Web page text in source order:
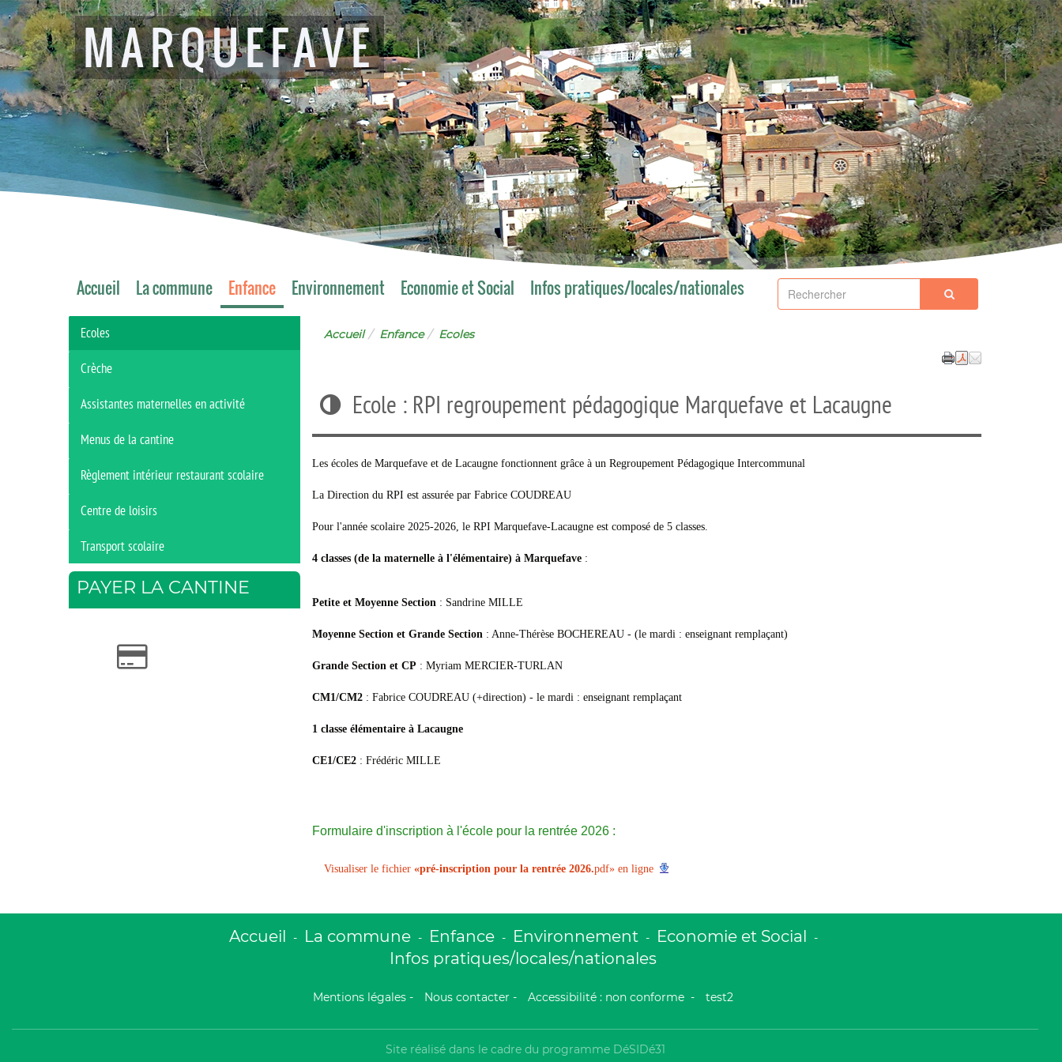
MARQUEFAVE
Accueil La commune Enfance Environnement Economie et Social Infos pratiques/locales/nationales
Accueil Enfance Ecoles
Ecole : RPI regroupement pédagogique Marquefave et Lacaugne
Les écoles de Marquefave et de Lacaugne fonctionnent grâce à un Regroupement Pédagogique Intercommunal
La Direction du RPI est assurée par Fabrice COUDREAU
Pour l'année scolaire 2025-2026, le RPI Marquefave-Lacaugne est composé de 5 classes.
4 classes (de la maternelle à l'élémentaire) à Marquefave:
Petite et Moyenne Section: Sandrine MILLE
Moyenne Section et Grande Section : Anne-Thérèse BOCHEREAU - (le mardi : enseignant remplaçant)
Grande Section et CP : Myriam MERCIER-TURLAN
CM1/CM2: Fabrice COUDREAU (+direction) - le mardi : enseignant remplaçant
1 classe élémentaire à Lacaugne
CE1/CE2: Frédéric MILLE
Formulaire d'inscription à l'école pour la rentrée 2026 :
Visualiser le fichier «pré-inscription pour la rentrée 2026.pdf» en ligne
Ecoles
Crèche
Assistantes maternelles en activité
Menus de la cantine
Règlement intérieur restaurant scolaire
Centre de loisirs
Transport scolaire
PAYER LA CANTINE
Accueil - La commune - Enfance - Environnement - Economie et Social -
Infos pratiques/locales/nationales
Mentions légales - Nous contacter - Accessibilité : non conforme - test2
Site réalisé dans le cadre du programme DéSIDé31